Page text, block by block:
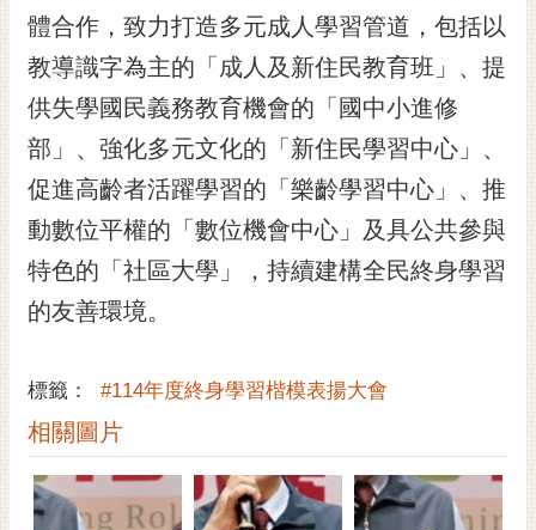
體合作，致力打造多元成人學習管道，包括以
教導識字為主的「成人及新住民教育班」、提
供失學國民義務教育機會的「國中小進修
部」、強化多元文化的「新住民學習中心」、
促進高齡者活躍學習的「樂齡學習中心」、推
動數位平權的「數位機會中心」及具公共參與
特色的「社區大學」，持續建構全民終身學習
的友善環境。
標籤： #114年度終身學習楷模表揚大會
相關圖片